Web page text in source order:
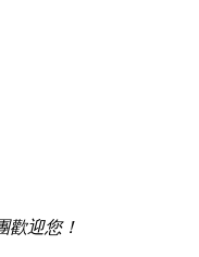
歡迎您！